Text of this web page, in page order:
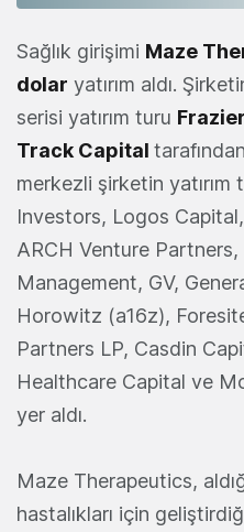
Sağlık girişimi Maze
dolar yatırım aldı.
serisi yatırım turu
Track Capital
merkezli şirketin
Investors, Logos
ARCH Venture
Management, GV,
Horowitz (a16z),
Partners LP, Casdin
Healthcare Capital ve
yer aldı.
Maze Therapeutics,
hastalıkları için